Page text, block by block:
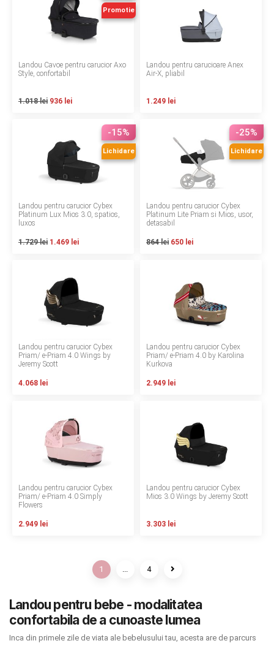
Instalare scaune/scoici auto
ANPC SAL
Copyright 2026 BabyMatters
Promotie
Landou Cavoe pentru carucior Axo
Style, confortabil
1.018 lei 936 lei
Landou pentru carucioare Anex
Air-X, pliabil
1.249 lei
-15%
Lichidare
Landou pentru carucior Cybex
Platinum Lux Mios 3.0, spatios,
luxos
1.729 lei 1.469 lei
-25%
Lichidare
Landou pentru carucior Cybex
Platinum Lite Priam si Mios, usor,
detasabil
864 lei 650 lei
Landou pentru carucior Cybex
Priam/ e-Priam 4.0 Wings by
Jeremy Scott
4.068 lei
Landou pentru carucior Cybex
Priam/ e-Priam 4.0 by Karolina
Kurkova
2.949 lei
Landou pentru carucior Cybex
Priam/ e-Priam 4.0 Simply
Flowers
2.949 lei
Landou pentru carucior Cybex
Mios 3.0 Wings by Jeremy Scott
3.303 lei
1 ... 4
Landou pentru bebe - modalitatea
confortabila de a cunoaste lumea
Inca din primele zile de viata ale bebelusului tau, acesta are de parcurs